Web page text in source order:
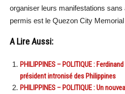
organiser leurs manifestations sans
permis est le Quezon City
A Lire Aussi:
PHILIPPINES – POLITIQUE :
président intronisé des Philippines
PHILIPPINES – POLITIQUE : Un